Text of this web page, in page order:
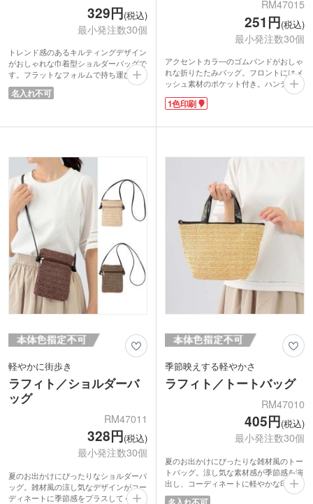
329円(税込)
最小発注数30個
トレンド感のあるキルティングデザイン
がおしゃれな巾着型ショルダーバッグで
す。フラットなフォルムで持ち運びやす
くちょっとしたお出かけやイベント、旅
行のサブバッグとしても活躍。
勝手がよく、実用性とデザイン性を兼ね
名入れ不可
RM47015
251円(税込)
最小発注数30個
アクセントカラ―のゴムバンドがおしゃ
れな折りたたみバッグ。フロントにはメ
ッシュ素材のポケット付き。ハンディフ
ァンやタオルの収納に便利です。サイド
マチ付きで収納力があり、お買い物以外
えます。
の方におすすめ！裏面にはオリジナル印
刷が可能です。ショップの購入特典やオ
リジナルグッズ制作にいかがでしょう
1色印刷
軽やかに街歩き
ラフィト／ショルダーバ
ッグ
RM47011
328円(税込)
最小発注数30個
夏のお出かけにぴったりなショルダーバ
ッグ。雑材風の涼し気なデザインがコー
ディネートに季節感をプラスしてくれま
季節映えする軽やかさ
ラフィト／トートバッグ
RM47010
405円(税込)
最小発注数30個
夏のお出かけにぴったりな雑材風のトー
トバッグ。涼し気な素材感が季節感を演
出し、コーディネートに軽やかな印象を
プラスしてくれます。ランチバッグとし